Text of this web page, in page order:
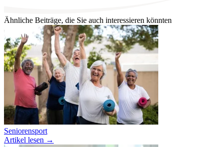
Ähnliche Beiträge, die Sie auch interessieren könnten
Seniorensport
Artikel lesen →